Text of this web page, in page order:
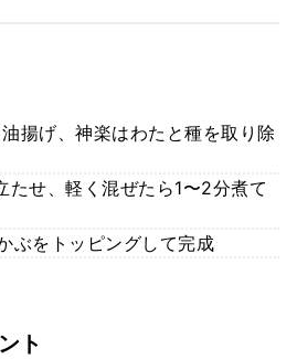
揚げ、神楽はわたと種を取り除
せ、軽く混ぜたら1〜2分煮て
ぶをトッピングして完成
ト